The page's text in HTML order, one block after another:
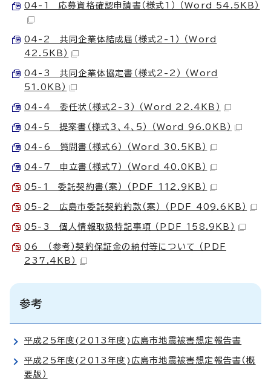
04-1 応募資格確認申請書（様式1） （Word 54.5KB）
04-2 共同企業体結成届（様式2-1） （Word
42.5KB）
04-3 共同企業体協定書（様式2-2） （Word
51.0KB）
04-4 委任状（様式2-3） （Word 22.4KB）
04-5 提案書（様式3、4、5） （Word 96.0KB）
04-6 質問書（様式6） （Word 30.5KB）
04-7 申立書（様式7） （Word 40.0KB）
05-1 委託契約書（案） （PDF 112.9KB）
05-2 広島市委託契約約款（案） （PDF 409.6KB）
05-3 個人情報取扱特記事項 （PDF 158.9KB）
06 （参考）契約保証金の納付等について （PDF
237.4KB）
参考
平成25年度(2013年度)広島市地震被害想定報告書
平成25年度(2013年度)広島市地震被害想定報告書（概
要版）